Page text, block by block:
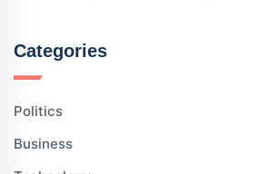
Categories
Politics
Business